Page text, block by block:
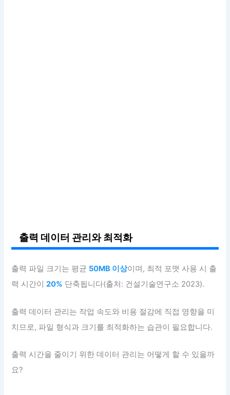
출력 데이터 관리와 최적화
출력 파일 크기는 평균 50MB 이상이며, 최적 포맷 사용 시 출
력 시간이20% 단축됩니다(출처: 건설기술연구소 2023).
출력 데이터 관리는 작업 속도와 비용 절감에 직접 영향을 미
치므로, 파일 형식과 크기를 최적화하는 습관이 필요합니다.
출력 시간을 줄이기 위한 데이터 관리는 어떻게 할 수 있을까
요?